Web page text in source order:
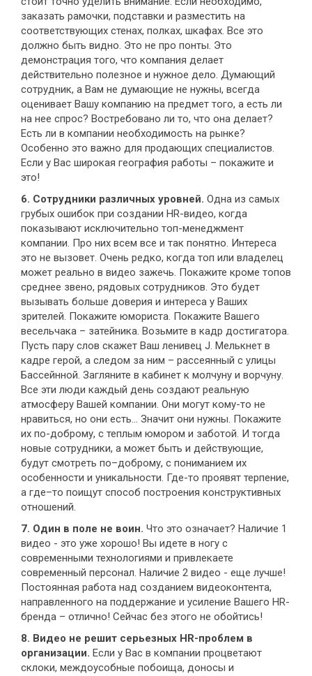
заказать рамочки, подставки и разместить на
соответствующих стенах, полках, шкафах. Все это
должно быть видно. Это не про понты. Это
демонстрация того, что компания делает
действительно полезное и нужное дело. Думающий
сотрудник, а Вам не думающие не нужны, всегда
оценивает Вашу компанию на предмет того, а есть ли
на нее спрос? Востребовано ли то, что она делает?
Есть ли в компании необходимость на рынке?
Особенно это важно для продающих специалистов.
Если у Вас широкая география работы – покажите и
это!
6. Сотрудники различных уровней. Одна из самых
грубых ошибок при создании HR-видео, когда
показывают исключительно топ-менеджмент
компании. Про них всем все и так понятно. Интереса
это не вызовет. Очень редко, когда топ или владелец
может реально в видео зажечь. Покажите кроме топов
среднее звено, рядовых сотрудников. Это будет
вызывать больше доверия и интереса у Ваших
зрителей. Покажите юмориста. Покажите Вашего
весельчака – затейника. Возьмите в кадр достигатора.
Пусть пару слов скажет Ваш ленивец J. Мелькнет в
кадре герой, а следом за ним – рассеянный с улицы
Бассейнной. Загляните в кабинет к молчуну и ворчуну.
Все эти люди каждый день создают реальную
атмосферу Вашей компании. Они могут кому-то не
нравиться, но они есть… Значит они нужны. Покажите
их по-доброму, с теплым юмором и заботой. И тогда
новые сотрудники, а может быть и действующие,
будут смотреть по–доброму, с пониманием их
особенности и уникальности. Где-то проявят терпение,
а где–то поищут способ построения конструктивных
отношений.
7. Один в поле не воин. Что это означает? Наличие 1
видео - это уже хорошо! Вы идете в ногу с
современными технологиями и привлекаете
современный персонал. Наличие 2 видео - еще лучше!
Постоянная работа над созданием видеоконтента,
направленного на поддержание и усиление Вашего HR-
бренда – отлично! Сейчас без этого не обойтись!
8. Видео не решит серьезных HR-проблем в
организации. Если у Вас в компании процветают
склоки, междоусобные побоища, доносы и